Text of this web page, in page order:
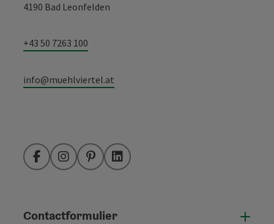
4190 Bad Leonfelden
+43 50 7263 100
info@muehlviertel.at
FacebookInstagramPinterestLinkedIn
Contactformulier